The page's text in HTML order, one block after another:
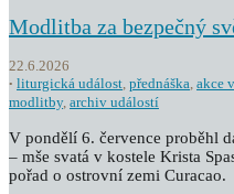
Modlitba za bezpečný
22.6.2026
liturgická událost, přednáška, akce
modlitby, archiv událostí
V pondělí 6. července proběhl
– mše svatá v kostele Krista
pořad o ostrovní zemi Curacao.